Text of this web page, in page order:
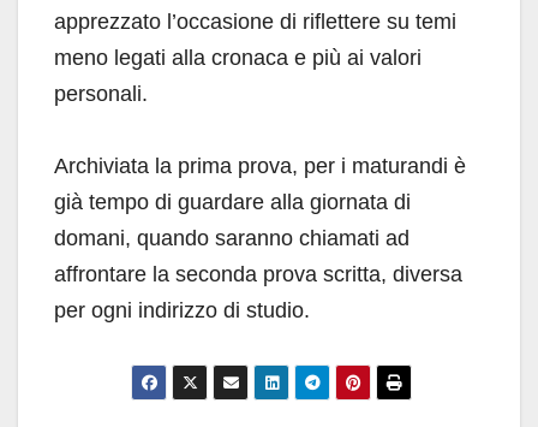
apprezzato l’occasione di riflettere su temi
meno legati alla cronaca e più ai valori
personali.
Archiviata la prima prova, per i maturandi è
già tempo di guardare alla giornata di
domani, quando saranno chiamati ad
affrontare la seconda prova scritta, diversa
per ogni indirizzo di studio.